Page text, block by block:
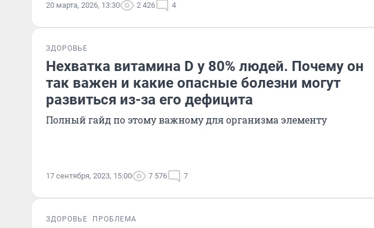
20 марта, 2026, 13:30 2 426 4
ЗДОРОВЬЕ
Нехватка витамина D у 80% людей. Почему он
так важен и какие опасные болезни могут
развиться из-за его дефицита
Полный гайд по этому важному для организма элементу
17 сентября, 2023, 15:00 7 576 7
ЗДОРОВЬЕ ПРОБЛЕМА